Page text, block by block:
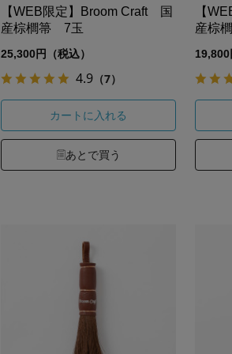
【WEB限定】Broom Craft 国
産棕櫚箒 7玉
25,300円（税込）
4.9 （7）
カートに入れる
あとで買う
【
産棕
19,800